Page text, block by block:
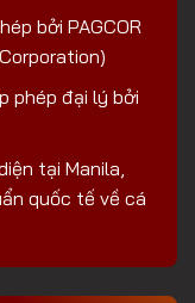
bởi PAGCOR
phép đại lý bởi
tại Manila,
quốc tế về cá